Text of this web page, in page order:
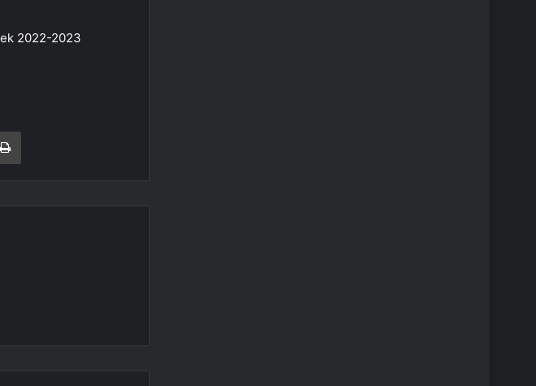
2022-2023
paylaş Yazdır